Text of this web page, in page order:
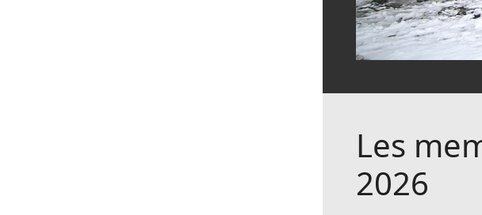
Les
2026